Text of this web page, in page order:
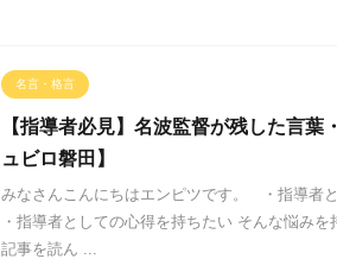
er
名言・格言
【指導者必見】名波監督が残した言葉
ュビロ磐田】
みなさんこんにちはエンピツです。 ・指導者
・指導者としての心得を持ちたい そんな悩み
記事を読ん ...